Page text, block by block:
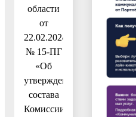
области
от
22.02.2024
№ 15-ПГ
«Об
утверждении
состава
Комиссии